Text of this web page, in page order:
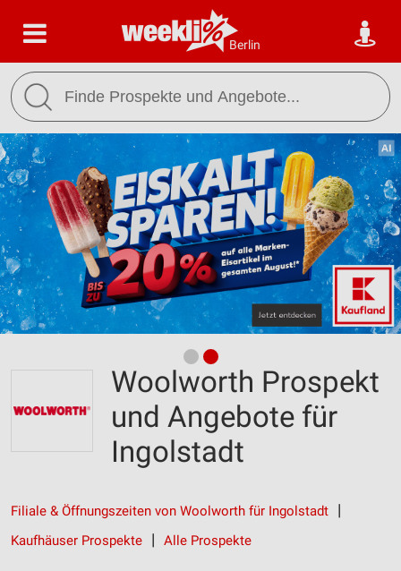
Berlin
Woolworth Prospekt
und Angebote für
Ingolstadt
Filiale & Öffnungszeiten von Woolworth für Ingolstadt
Kaufhäuser Prospekte
Alle Prospekte